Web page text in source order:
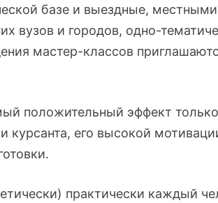
базе и выездные,
вузов и городов, одно-
мастер-классов
положительный эффект
курсанта, его высокой
практически каждый